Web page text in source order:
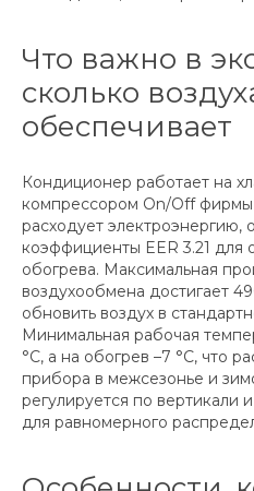
Что важно в
сколько
обеспечивает
Кондиционер работает на
компрессором On/Off фирмы
расходует электроэнергию,
коэффициенты EER 3.21 для
обогрева. Максимальная
воздухообмена достигает
обновить воздух в
Минимальная рабочая
°C, а на обогрев –7 °C, что
прибора в межсезонье и
регулируется по вертикали
для равномерного